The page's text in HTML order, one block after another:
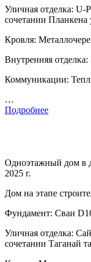
Уличная отделка: U-
сочетании Планкена
Кровля:
Внутренняя
Коммуникации:
…
Подробнее
Одноэтажный дом в
2025 г.
Дом на этапе
Фундамент: Сваи
Уличная отделка:
сочетании Таганай